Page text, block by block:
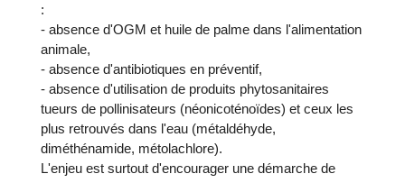
:
- absence d'OGM et huile de palme dans l'alimentation
animale,
- absence d'antibiotiques en préventif,
- absence d'utilisation de produits phytosanitaires
tueurs de pollinisateurs (néonicoténoïdes) et ceux les
plus retrouvés dans l'eau (métaldéhyde,
diméthénamide, métolachlore).
L'enjeu est surtout d'encourager une démarche de